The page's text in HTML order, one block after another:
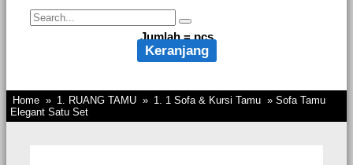
Jumlah =pcs
Keranjang
Home » 1. RUANG TAMU » 1. 1 Sofa & Kursi Tamu » Sofa Tamu
Elegant Satu Set